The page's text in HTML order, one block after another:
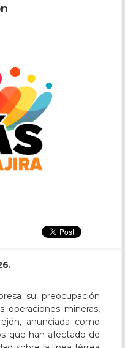
su preocupación
operaciones mineras,
anunciada como
que han afectado de